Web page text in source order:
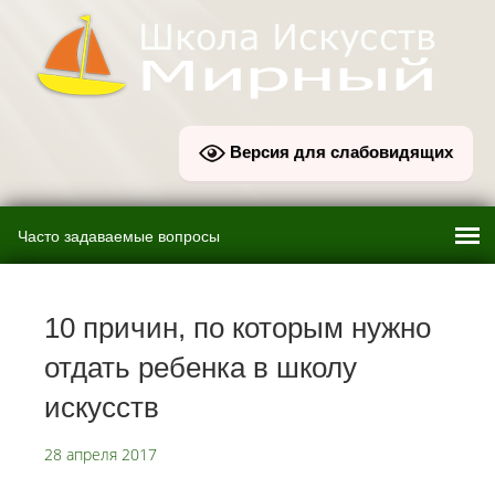
Версия для слабовидящих
10 причин, по которым нужно
отдать ребенка в школу
искусств
28 апреля 2017